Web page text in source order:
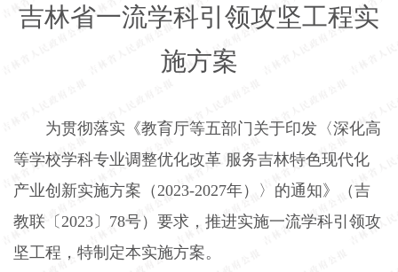
吉林省一流学科引领攻坚工程实
施方案
为贯彻落实《教育厅等五部门关于印发〈深化高
等学校学科专业调整优化改革 服务吉林特色现代化
产业创新实施方案（2023-2027年）〉的通知》（吉
教联〔2023〕78号）要求，推进实施一流学科引领攻
坚工程，特制定本实施方案。